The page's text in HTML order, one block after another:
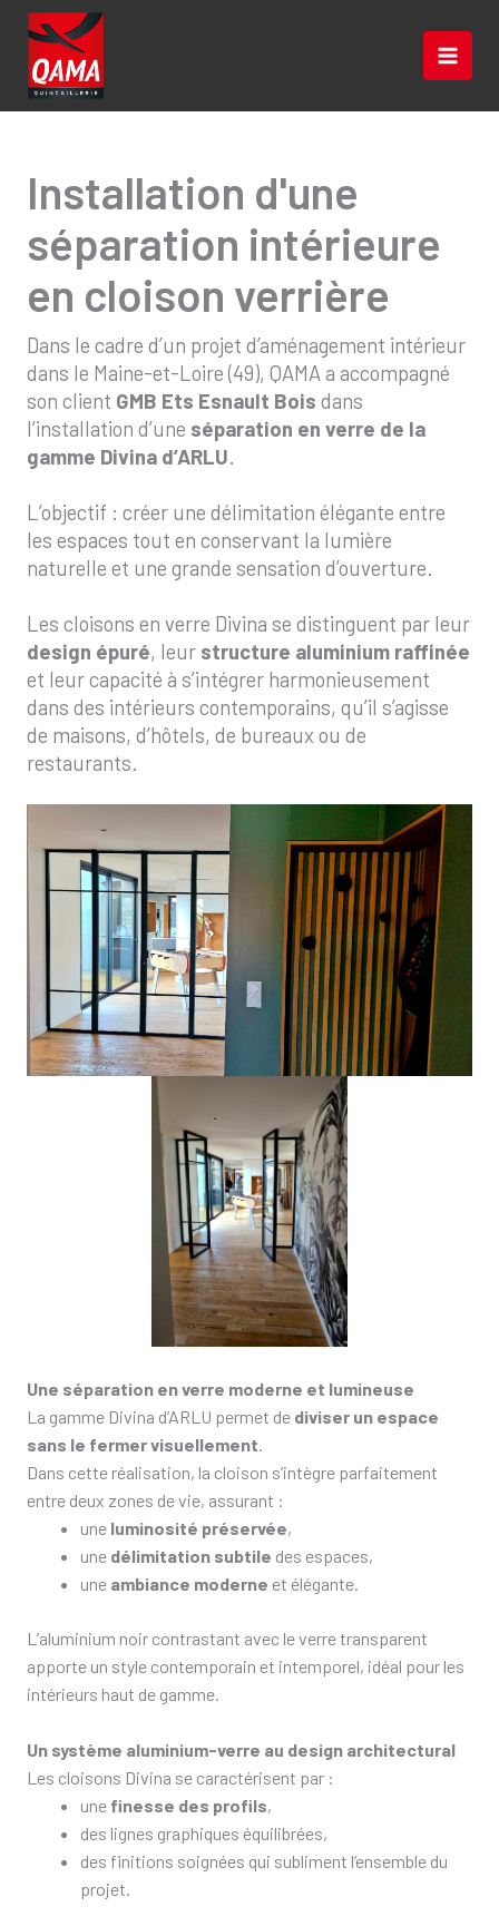
Aller
contenu
Installation d'une
séparation intérieure
en cloison verrière
Dans le cadre d’un projet d’aménagement intérieur
dans le Maine-et-Loire (49), QAMA a accompagné
son client GMB Ets Esnault Bois dans
l’installation d’une séparation en verre de la
gamme Divina d’ARLU.
L’objectif : créer une délimitation élégante entre
les espaces tout en conservant la lumière
naturelle et une grande sensation d’ouverture.
Les cloisons en verre Divina se distinguent par leur
design épuré, leur structure aluminium raffinée
et leur capacité à s’intégrer harmonieusement
dans des intérieurs contemporains, qu’il s’agisse
de maisons, d’hôtels, de bureaux ou de
restaurants.
Une séparation en verre moderne et lumineuse
La gamme Divina d’ARLU permet de diviser un espace
sans le fermer visuellement.
Dans cette réalisation, la cloison s’intègre parfaitement
entre deux zones de vie, assurant :
une luminosité préservée,
une délimitation subtile des espaces,
une ambiance moderne et élégante.
L’aluminium noir contrastant avec le verre transparent
apporte un style contemporain et intemporel, idéal pour les
intérieurs haut de gamme.
Un système aluminium-verre au design architectural
Les cloisons Divina se caractérisent par :
une finesse des profils,
des lignes graphiques équilibrées,
des finitions soignées qui subliment l’ensemble du
projet.